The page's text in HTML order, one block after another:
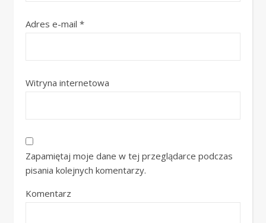
Adres e-mail *
Witryna internetowa
Zapamiętaj moje dane w tej przeglądarce podczas
pisania kolejnych komentarzy.
Komentarz